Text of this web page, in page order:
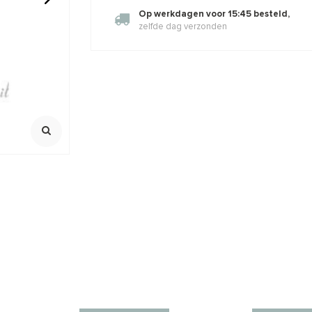
creolen
14/20 Gold Filled bakslotje ca.
1 paar
Op werkdagen voor 15:45 besteld,
zelfde dag verzonden